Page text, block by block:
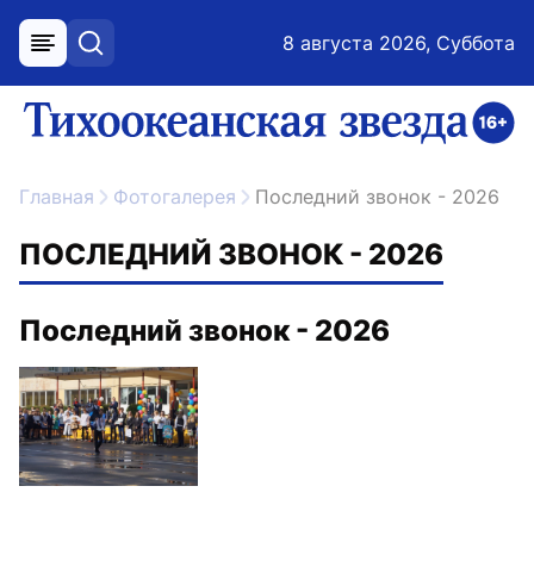
меню поиск 8 августа 2026, Суббота
ссылка на главную
Главная Фотогалерея Последний звонок - 2026
ПОСЛЕДНИЙ ЗВОНОК - 2026
Последний звонок - 2026